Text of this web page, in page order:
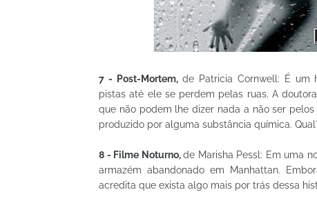
7 - Post-Mortem,de Patricia Cornwell: É um
pistas até ele se perdem pelas ruas. A
que não podem lhe dizer nada a não ser
produzido por alguma substância química.
8 - Filme Noturno,de Marisha Pessl: Em uma
armazém abandonado em Manhattan.
acredita que exista algo mais por trás dessa